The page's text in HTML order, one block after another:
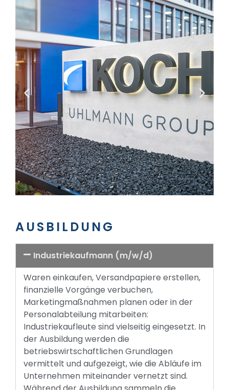
AUSBILDUNG
Industriekaufmann (m/w/d)
Waren einkaufen, Versandpapiere erstellen,
finanzielle Vorgänge verbuchen,
Marketingmaßnahmen planen oder in der
Personalabteilung mitarbeiten:
Industriekaufleute sind vielseitig eingesetzt. In
der Ausbildung werden die
betriebswirtschaftlichen Grundlagen
vermittelt und aufgezeigt, wie die Abläufe im
Unternehmen miteinander vernetzt sind.